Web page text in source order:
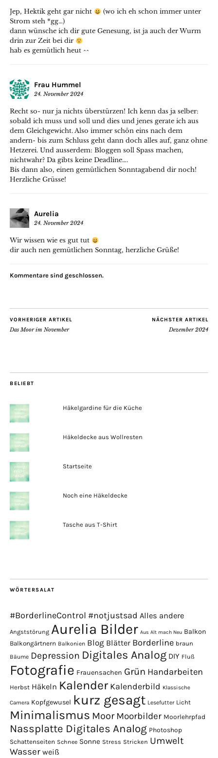
Jep, Hektik geht gar nicht
(wo ich eh schon immer unter
Strom steh *gg…)
dann wünsche ich dir gute Genesung, ist ja auch der Wurm
drin zur Zeit bei dir
hab es gemütlich heut ^^
Frau Hummel
24. November 2024
Recht so- nur ja nichts überstürzen! Ich kenn das ja selber:
sobald ich muss und soll und dies und jenes gerate ich aus
dem Gleichgewicht. Also immer schön eins nach dem
andern- bis zum Schluss geht dann doch alles auf, ganz ohne
Hetzerei. Und ausserdem: Bloggen soll Spass machen,
nichtwahr? Da gibts keine Deadline….
Bis dann also, einen gemütlichen Sonntagabend dir noch!
Herzliche Grüsse!
Aurelia
24. November 2024
Wir wissen wie es gut tut
dir auch nen gemütlichen Sonntag, herzliche Grüße!
Kommentare sind geschlossen.
VORHERIGER ARTIKEL
Das Moor im November
NÄCHSTER ARTIKEL
Dezember 2024
BELIEBT
Häkelgardine für die Küche
Häkeldecke aus Wollresten
Startseite
Noch eine Häkeldecke
Tasche aus T-Shirt
WÖRTERSALAT
#BorderlineControl #notjustsad Alles andere
Angststörung Aurelia Bilder Aus Alt mach Neu Balkon
Balkongärtnern Balkonien Blog Blätter Borderline braun
Bäume Depression Digitales Analog DIY Fluß
Fotografie Frauensachen Grün Handarbeiten
Herbst Häkeln Kalender Kalenderbild Klassische
Camera Kopfgewusel kurz gesagt Lesefutter Licht
Minimalismus Moor Moorbilder Moorlehrpfad
Nassplatte Digitales Analog Photoshop
Schattenseiten Schnee Sonne Stress Stricken Umwelt
Wasser weiß